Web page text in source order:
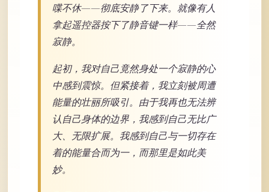
喋不休——彻底安静了下来。就像有人
拿起遥控器按下了静音键一样——全然
寂静。
起初，我对自己竟然身处一个寂静的心
中感到震惊。但紧接着，我立刻被周遭
能量的壮丽所吸引。由于我再也无法辨
认自己身体的边界，我感到自己无比广
大、无限扩展。我感到自己与一切存在
着的能量合而为一，而那里是如此美
妙。